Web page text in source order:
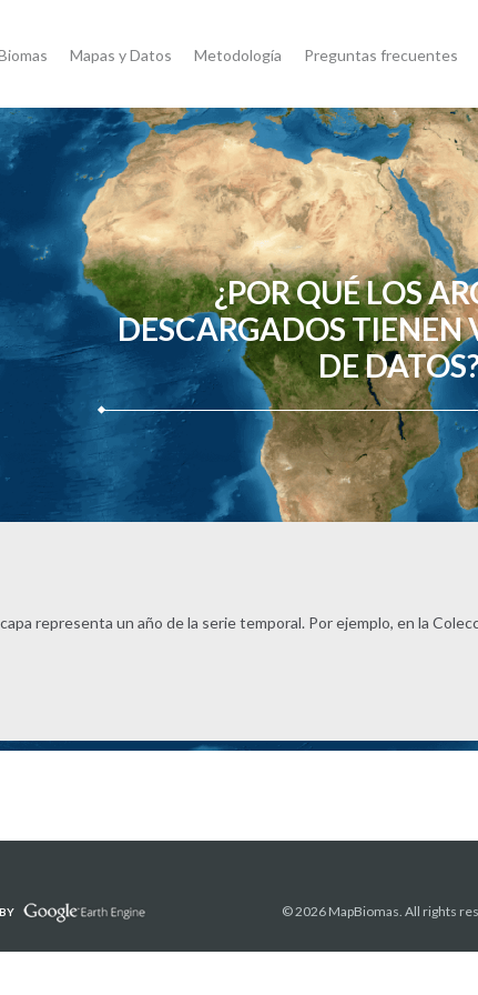
Mapas y Datos Metodología Preguntas frecuentes
¿POR QUÉ LOS
DESCARGADOS TIENEN
DE
representa un año de la serie temporal. Por ejemplo, en la
© 2026 MapBiomas. All rights